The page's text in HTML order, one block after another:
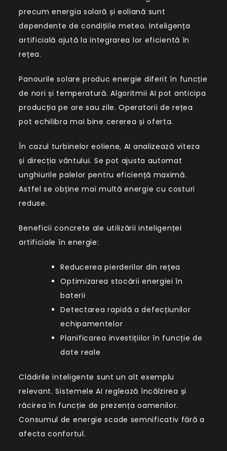
precum energia solară și eoliană sunt
dependente de condițiile meteo. Inteligența
artificială ajută la integrarea lor eficientă în
rețea.
Panourile solare produc energie diferit în funcție
de nori și temperatură. Algoritmii AI pot anticipa
producția pe ore sau zile. Operatorii de rețea
pot echilibra mai bine cererea și oferta.
În cazul turbinelor eoliene, AI analizează viteza
și direcția vântului. Se pot ajusta automat
unghiurile palelor pentru eficiență maximă.
Astfel se obține mai multă energie cu costuri
reduse.
Beneficii concrete ale utilizării inteligenței
artificiale în energie:
Reducerea pierderilor din rețea
Optimizarea stocării energiei în
baterii
Detectarea rapidă a defecțiunilor
echipamentelor
Planificarea investițiilor în funcție de
date reale
Clădirile inteligente sunt un alt exemplu
relevant. Sistemele AI reglează încălzirea și
răcirea în funcție de prezența oamenilor.
Consumul de energie scade semnificativ fără a
afecta confortul.